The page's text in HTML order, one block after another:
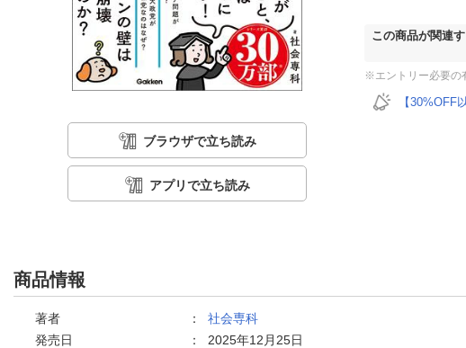
ブラウザで立ち読み
アプリで立ち読み
この商品が関連
※エントリー必要の
【30%OFF
商品情報
著者 ： 社会専科
発売日
： 2025年12月25日